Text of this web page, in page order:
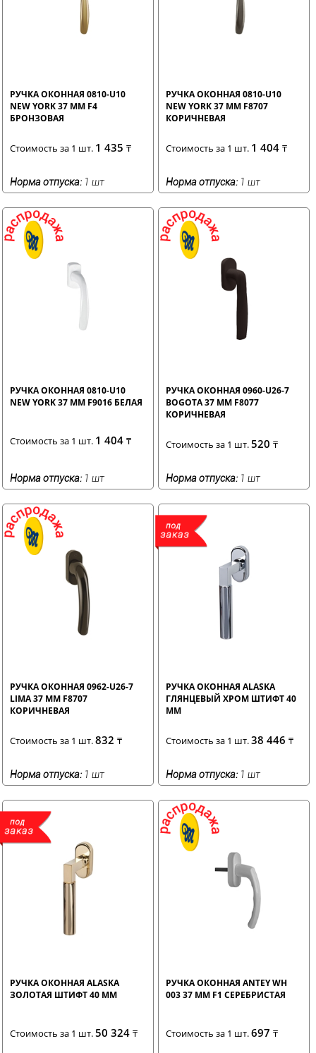
РУЧКА ОКОННАЯ 0810-U10
NEW YORK 37 ММ F4
БРОНЗОВАЯ
Стоимость за 1 шт. 1 435 ₸
Норма отпуска: 1 шт
РУЧКА ОКОННАЯ 0810-U10
NEW YORK 37 ММ F8707
КОРИЧНЕВАЯ
Стоимость за 1 шт. 1 404₸
Норма отпуска: 1 шт
РУЧКА ОКОННАЯ 0810-U10
NEW YORK 37 ММ F9016 БЕЛАЯ
Стоимость за 1 шт. 1 404 ₸
Норма отпуска: 1 шт
РУЧКА ОКОННАЯ 0960-U26-7
BOGOTA 37 ММ F8077
КОРИЧНЕВАЯ
Стоимость за 1 шт.520₸
Норма отпуска: 1 шт
РУЧКА ОКОННАЯ 0962-U26-7
LIMA 37 ММ F8707
КОРИЧНЕВАЯ
Стоимость за 1 шт.832 ₸
Норма отпуска: 1 шт
РУЧКА ОКОННАЯ ALASKA
ГЛЯНЦЕВЫЙ ХРОМ ШТИФТ 40
ММ
Стоимость за 1 шт.38 446₸
Норма отпуска: 1 шт
РУЧКА ОКОННАЯ ALASKA
ЗОЛОТАЯ ШТИФТ 40 ММ
Стоимость за 1 шт.50 324 ₸
РУЧКА ОКОННАЯ ANTEY WH
003 37 ММ F1 СЕРЕБРИСТАЯ
Стоимость за 1 шт.697₸